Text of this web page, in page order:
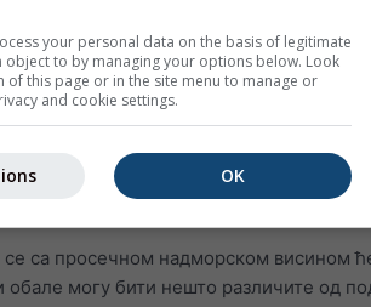
а не мерене податке, за
метеоролошке станице (јер на
Симулацијски подаци са високом
За подручја или податке са нижом
мерења и такође се не може
са просечном надморском висином
могу бити нешто различите од
your personal data on the basis of legitimate
object to by managing your options below. Look
this page or in the site menu to manage or
and cookie settings.
OK